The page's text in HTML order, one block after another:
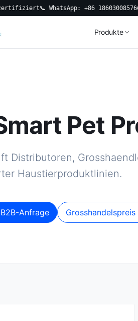
📞 WhatsApp: +86 18603008576🚚 3-
Produkte
Pet
Distributoren,
Haustierproduktlinien.
Anfrage